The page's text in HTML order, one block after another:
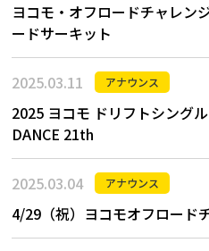
ヨコモ・オフロードチャレン
ードサーキット
2025.03.11 アナウンス
2025 ヨコモ ドリフトシング
DANCE 21th
2025.03.04 アナウンス
4/29（祝）ヨコモオフロード